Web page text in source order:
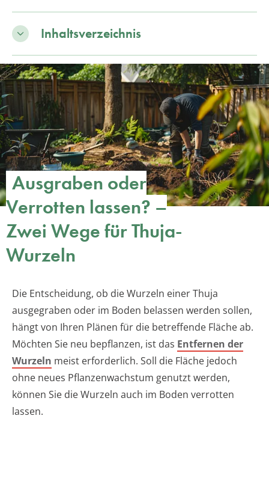
Inhaltsverzeichnis
Ausgraben oder
Verrotten lassen? –
Zwei Wege für Thuja-
Wurzeln
Die Entscheidung, ob die Wurzeln einer Thuja
ausgegraben oder im Boden belassen werden sollen,
hängt von Ihren Plänen für die betreffende Fläche ab.
Möchten Sie neu bepflanzen, ist das Entfernen der
Wurzeln meist erforderlich. Soll die Fläche jedoch
ohne neues Pflanzenwachstum genutzt werden,
können Sie die Wurzeln auch im Boden verrotten
lassen.